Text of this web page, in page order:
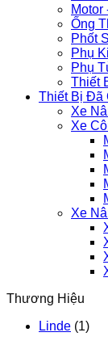
Motor
Ống
Phốt
Phụ
Phụ
Thiết
Thiết Bị Đã
Xe
Xe
Xe
Thương Hiệu
Linde (1)